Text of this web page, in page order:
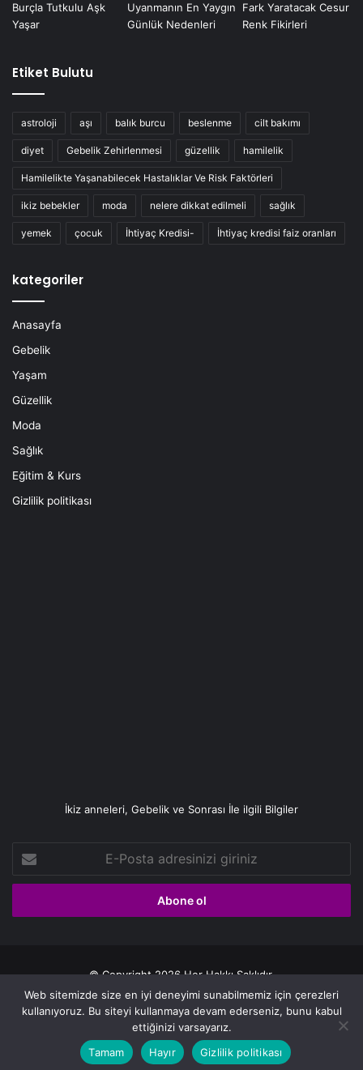
Etiket Bulutu
astroloji aşı balık burcu beslenme cilt bakımı
diyet Gebelik Zehirlenmesi güzellik hamilelik
Hamilelikte Yaşanabilecek Hastalıklar Ve Risk Faktörleri
ikiz bebekler moda nelere dikkat edilmeli sağlık
yemek çocuk İhtiyaç Kredisi- İhtiyaç kredisi faiz oranları
kategoriler
Anasayfa
Gebelik
Yaşam
Güzellik
Moda
Sağlık
Eğitim & Kurs
Gizlilik politikası
İkiz anneleri, Gebelik ve Sonrası İle ilgili Bilgiler
Posta
adresinizi
© Copyright 2026 Her Hakkı Saklıdır.
Gizlilik politikası
Facebook
X YouTubeInstagram
Web sitemizde size en iyi deneyimi sunabilmemiz için çerezleri
kullanıyoruz. Bu siteyi kullanmaya devam ederseniz, bunu kabul
ettiğinizi varsayarız.
Tamam
Hayır Gizlilik politikası